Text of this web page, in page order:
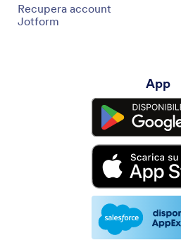
Recupera account
Jotform
App